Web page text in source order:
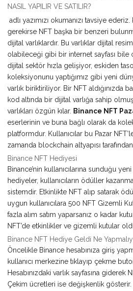
NASIL YAPILIR VE SATILIR?
adlı yazımızı okumanızı tavsiye
gerekirse NFT başka bir benzeri
dijital varlıklardır. Bu varlıklar dijital
olabileceği gibi bir internet sayfası bile
dijital sektör hızla gelişiyor, eskiden
koleksiyonunu yaptığımız gibi yeni
varlık biriktiriliyor. Bir NFT aldığınızda
kod altında bir dijital varlığa sahip
varlıkları özgün kılar. Binance NFT
eserlerinin ve buna bağlı olarak da
platformdur. Kullanıcılar bu Pazar
zamanda blockchain altyapısı
Binance NFT Hediyesi
Binance’nin kullanıcılarına sunduğu
hediyeler, kullanıcıların ödüller
sistemdir. Etkinlikte NFT alıp satarak
uygun kullanıcılara 500 NFT Gizemli
fazla alım satım yaparsanız o kadar kutu
NFT’de etkinlikler ve gizemli kutular
Binance NFT Hediye Geldi Ne
Öncelikle Binance hesabınıza giriş
kullanıcı merkezine tıklayıp çekme
Hesabınızdaki varlık sayfasına giderek
Çekim ücretleri ise değişkenlik